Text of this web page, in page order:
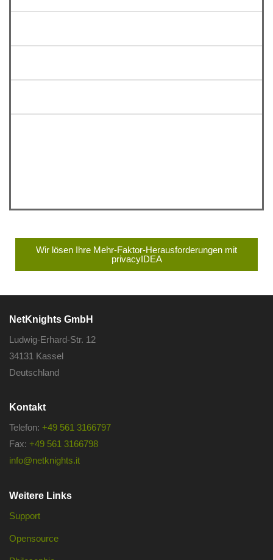
Wir lösen Ihre Mehr-Faktor-Herausforderungen mit
privacyIDEA
NetKnights GmbH
Ludwig-Erhard-Str. 12
34131 Kassel
Deutschland
Kontakt
Telefon: +49 561 3166797
Fax: +49 561 3166798
info@netknights.it
Weitere Links
Support
Opensource